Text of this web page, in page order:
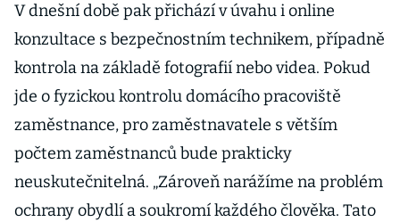
V dnešní době pak přichází v úvahu i online
konzultace s bezpečnostním technikem, případně
kontrola na základě fotografií nebo videa. Pokud
jde o fyzickou kontrolu domácího pracoviště
zaměstnance, pro zaměstnavatele s větším
počtem zaměstnanců bude prakticky
neuskutečnitelná. „Zároveň narážíme na problém
ochrany obydlí a soukromí každého člověka. Tato